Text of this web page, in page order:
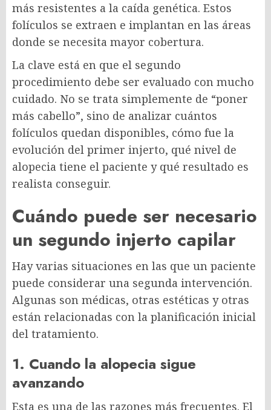
más resistentes a la caída genética. Estos
folículos se extraen e implantan en las áreas
donde se necesita mayor cobertura.
La clave está en que el segundo
procedimiento debe ser evaluado con mucho
cuidado. No se trata simplemente de “poner
más cabello”, sino de analizar cuántos
folículos quedan disponibles, cómo fue la
evolución del primer injerto, qué nivel de
alopecia tiene el paciente y qué resultado es
realista conseguir.
Cuándo puede ser necesario
un segundo injerto capilar
Hay varias situaciones en las que un paciente
puede considerar una segunda intervención.
Algunas son médicas, otras estéticas y otras
están relacionadas con la planificación inicial
del tratamiento.
1. Cuando la alopecia sigue
avanzando
Esta es una de las razones más frecuentes. El